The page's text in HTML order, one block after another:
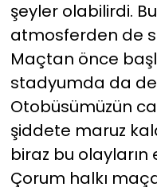
şeyler olabilirdi.
atmosferden de
Maçtan önce
stadyumda da
Otobüsümüzün
şiddete maruz
biraz bu olayların
Çorum halkı